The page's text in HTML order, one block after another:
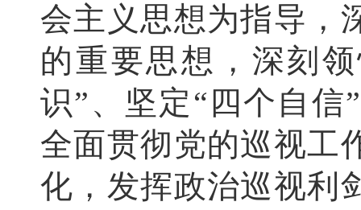
会主义思想为指导，
的重要思想，深刻
识”、坚定“四个自信
全面贯彻党的巡视工
化，发挥政治巡视利